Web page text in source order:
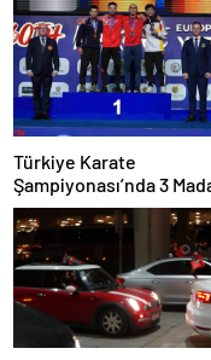
Türkiye Karate
Şampiyonası’nda 3
Kazandı